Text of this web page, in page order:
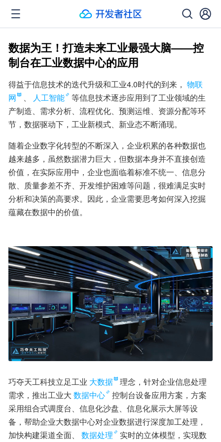
数据为王！打造未来工业最强大脑——控
制台在工业数据中心的应用
得益于信息技术的迭代升级和工业4.0时代的到来， 物联
网
、 人工智能
等信息技术逐步应用到了工业领域的生
产制造、需求分析、流程优化、预测运维、资源分配等环
节，数据驱动下，工业新模式、新业态不断涌现。
随着企业数字化转型的不断深入，企业积累的各种数据也
越来越多，虽然数据潜力巨大，但数据本身并不直接创造
价值，在实际应用中，企业也面临着标准不统一、信息分
散、质量参差不齐、开发维护困难等问题，很难满足实时
分析和决策的高要求。因此，企业需要思考如何深入挖掘
蕴藏在数据中的价值。
巧夺天工科技立足工业 大数据
理念，针对企业信息处理
需求，推出工业大 数据中心
控制台设备应用方案，方案
采用组合式调度台、信息化沙盘、信息化展示大屏等设
备，帮助企业大数据中心对企业数据进行深度加工处理，
加快构建渠道全面、
数据处理 实时的立体模型，实现数